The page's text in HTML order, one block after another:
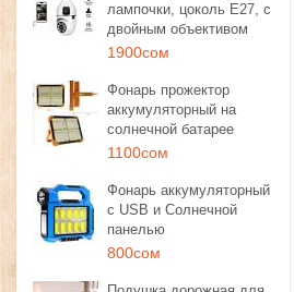
лампочки, цоколь E27, с
двойным объективом
1900сом
Фонарь прожектор
аккумуляторный на
солнечной батарее
1100сом
Фонарь аккумуляторный
с USB и Солнечной
панелью
800сом